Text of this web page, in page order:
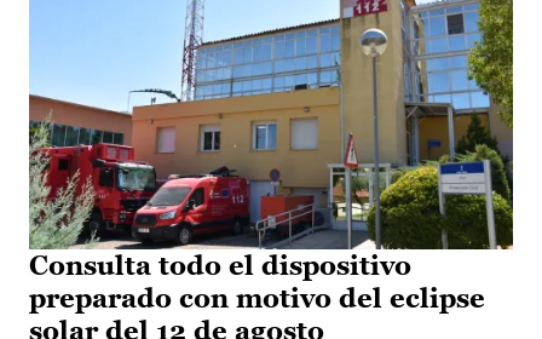
Consulta todo el dispositivo
preparado con motivo del eclipse
solar del 12 de agosto